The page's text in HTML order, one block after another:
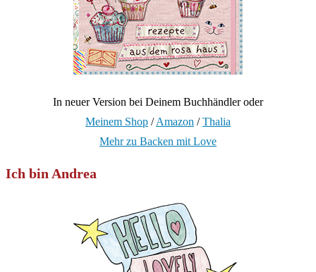
In neuer Version bei Deinem Buchhändler oder
Meinem Shop /Amazon /Thalia
Mehr zu Backen mit Love
Ich bin Andrea